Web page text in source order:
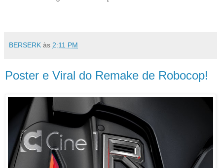
BERSERK às 2:11 PM
Poster e Viral do Remake de Robocop!